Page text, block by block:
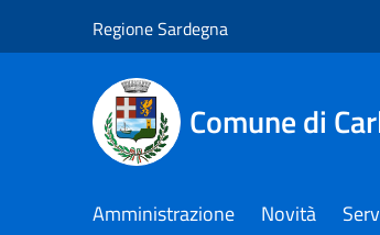
Regione Sardegna
Comune di
Amministrazione Novità